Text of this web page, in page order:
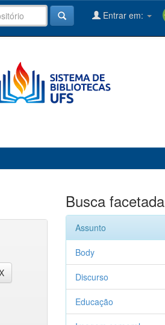
Entrar em:
Busca facetada
Assunto
Body
Discurso
Educação